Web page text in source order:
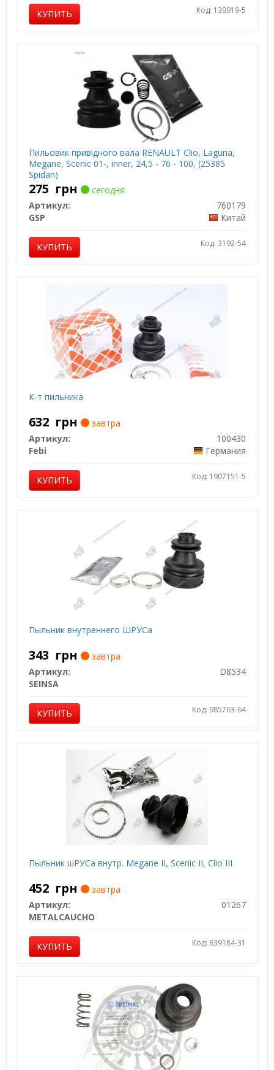
КУПИТЬ Код: 139919-5
Пильовик привідного вала RENAULT Clio, Laguna,
Megane, Scenic 01-, inner, 24,5 - 76 - 100, (25385
Spidan)
275 грн
сегодня
Артикул:
760179
GSP
Китай
КУПИТЬ Код: 3192-54
К-т пильника
632 грн
завтра
Артикул:
100430
Febi
Германия
КУПИТЬ Код: 1907151-5
Пыльник внутреннего ШРУСа
343 грн
завтра
Артикул:
D8534
SEINSA
КУПИТЬ Код: 985763-64
Пыльник шРУСа внутр. Megane II, Scenic II, Clio III
452 грн
завтра
Артикул:
01267
METALCAUCHO
КУПИТЬ Код: 839184-31